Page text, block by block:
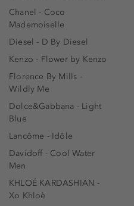
Chanel - Coco
Mademoiselle
Diesel - D By Diesel
Kenzo - Flower by Kenzo
Florence By Mills -
Wildly Me
Dolce&Gabbana - Light
Blue
Lancôme - Idôle
Davidoff - Cool Water
Men
KHLOÉ KARDASHIAN -
Xo Khloè